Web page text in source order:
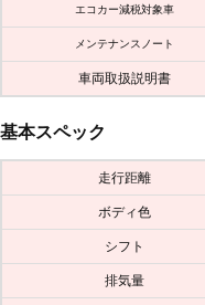
エコカー減税対象車
メンテナンスノート
車両取扱説明書
基本スペック
走行距離
ボディ色
シフト
排気量